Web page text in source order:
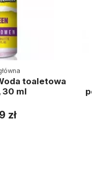
toaletowa
30 ml
zł